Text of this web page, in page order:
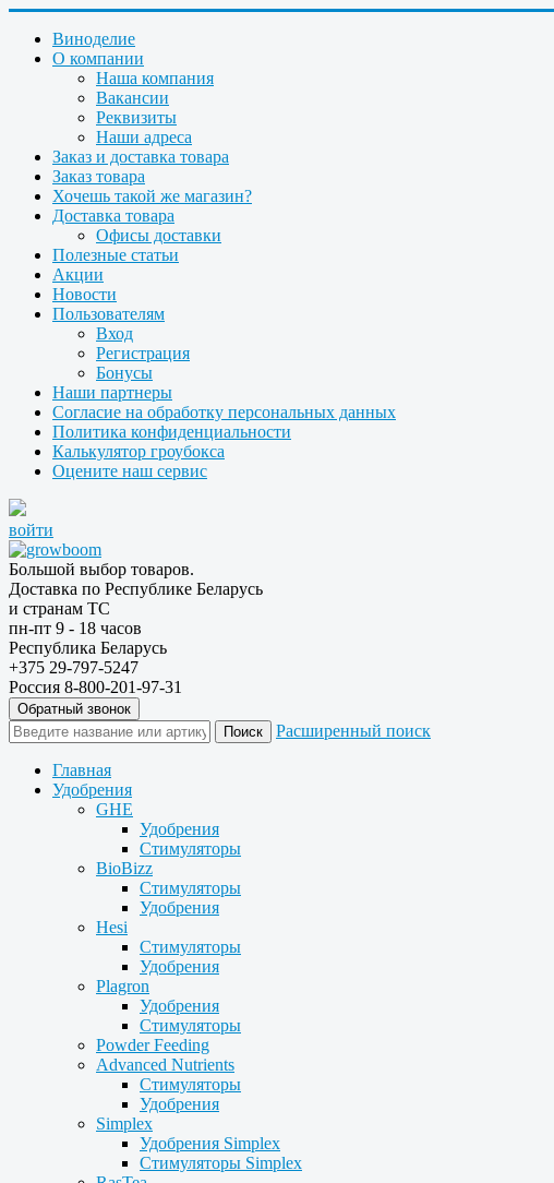
Виноделие
О компании
Наша компания
Вакансии
Реквизиты
Наши адреса
Заказ и доставка товара
Заказ товара
Хочешь такой же магазин?
Доставка товара
Офисы доставки
Полезные статьи
Акции
Новости
Пользователям
Вход
Регистрация
Бонусы
Наши партнеры
Согласие на обработку персональных данных
Политика конфиденциальности
Калькулятор гроубокса
Оцените наш сервис
войти
Большой выбор товаров.
Доставка по Республике Беларусь
и странам ТС
пн-пт 9 - 18 часов
Республика Беларусь
+375 29-797-5247
Россия 8-800-201-97-31
Обратный звонок
Расширенный поиск
Главная
Удобрения
GHE
Удобрения
Стимуляторы
BioBizz
Стимуляторы
Удобрения
Hesi
Стимуляторы
Удобрения
Plagron
Удобрения
Стимуляторы
Powder Feeding
Advanced Nutrients
Стимуляторы
Удобрения
Simplex
Удобрения Simplex
Стимуляторы Simplex